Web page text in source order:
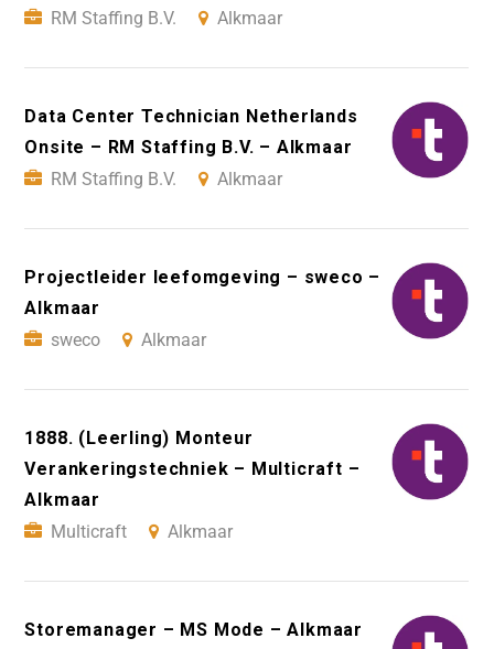
RM Staffing B.V. Alkmaar
Data Center Technician Netherlands
Onsite – RM Staffing B.V. – Alkmaar
RM Staffing B.V.
Alkmaar
Projectleider leefomgeving – sweco –
Alkmaar
sweco
Alkmaar
1888. (Leerling) Monteur
Verankeringstechniek – Multicraft –
Alkmaar
Multicraft
Alkmaar
Storemanager – MS Mode – Alkmaar